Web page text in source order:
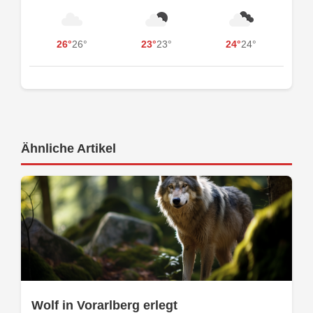
26°26° 23°23° 24°24°
Ähnliche Artikel
Wolf in Vorarlberg erlegt